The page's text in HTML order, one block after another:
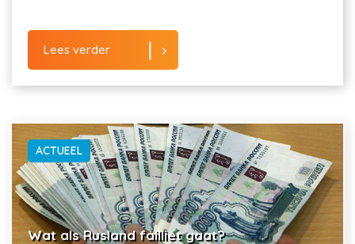
Lees verder
ACTUEEL
Wat als Rusland failliet gaat?